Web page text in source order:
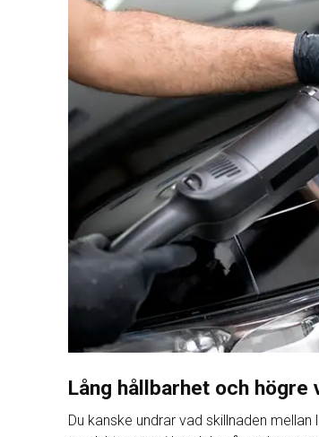
Lång hållbarhet och högre
Du kanske undrar vad skillnaden